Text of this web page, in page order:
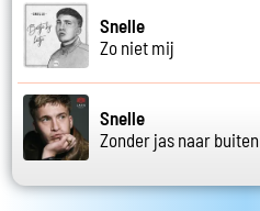
Snelle
Zo niet mij
Snelle
Zonder jas naar buiten